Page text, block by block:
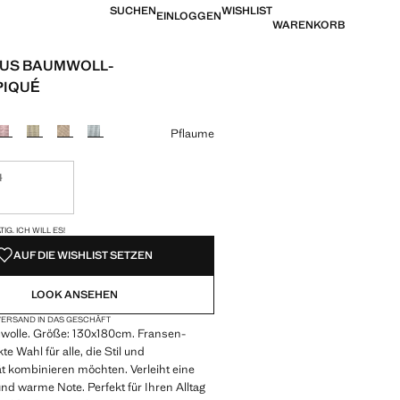
SUCHENEINLOGGENWISHLIST
WARENKORB
BAUMWOLL-
[49,99 € ]
Farbe
Pflaume
ICH WILL ES!
AUF DIE WISHLIST SETZEN
LOOK ANSEHEN
IN DAS GESCHÄFT
Größe: 130x180cm. Fransen-
Wahl für alle, die Stil und
kombinieren möchten. Verleiht eine
warme Note. Perfekt für Ihren Alltag